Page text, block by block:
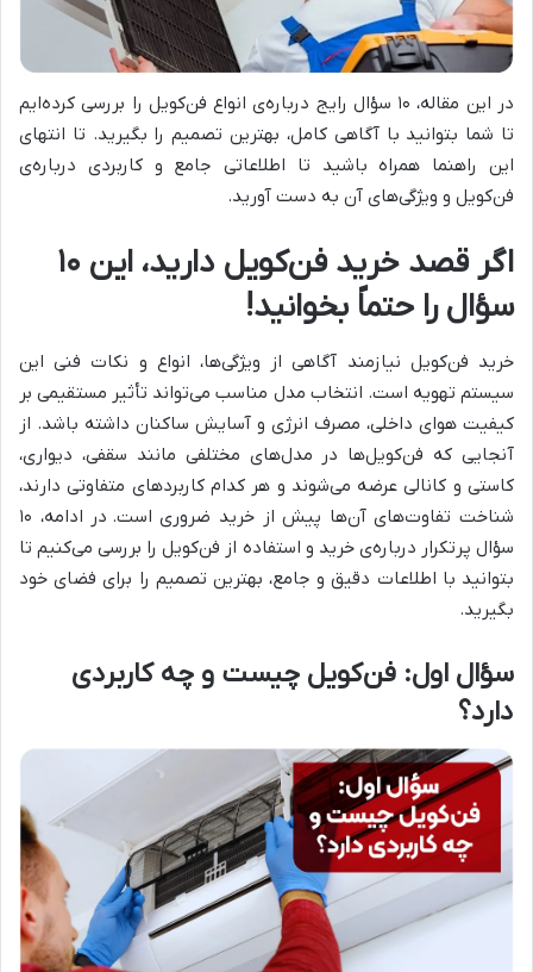
در این مقاله، ۱۰ سؤال رایج درباره‌ی انواع فن‌کویل را بررسی کرده‌ایم
تا شما بتوانید با آگاهی کامل، بهترین تصمیم را بگیرید. تا انتهای
این راهنما همراه باشید تا اطلاعاتی جامع و کاربردی درباره‌ی
فن‌کویل و ویژگی‌های آن به دست آورید.
اگر قصد خرید فن‌کویل دارید، این ۱۰
سؤال را حتماً بخوانید!
خرید فن‌کویل نیازمند آگاهی از ویژگی‌ها، انواع و نکات فنی این
سیستم تهویه است. انتخاب مدل مناسب می‌تواند تأثیر مستقیمی بر
کیفیت هوای داخلی، مصرف انرژی و آسایش ساکنان داشته باشد. از
آنجایی که فن‌کویل‌ها در مدل‌های مختلفی مانند سقفی، دیواری،
کاستی و کانالی عرضه می‌شوند و هر کدام کاربردهای متفاوتی دارند،
شناخت تفاوت‌های آن‌ها پیش از خرید ضروری است. در ادامه، ۱۰
سؤال پرتکرار درباره‌ی خرید و استفاده از فن‌کویل را بررسی می‌کنیم تا
بتوانید با اطلاعات دقیق و جامع، بهترین تصمیم را برای فضای خود
بگیرید.
سؤال اول: فن‌کویل چیست و چه کاربردی
دارد؟